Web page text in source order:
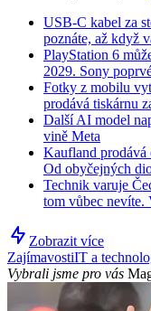
USB-C kabel za
poznáte, až když
PlayStation 6
2029. Sony
Fotky z mobilu
prodává tiskárnu
Další AI model
vině Meta
Kaufland prodává
Od obyčejných
Technik varuje
tom vůbec nevíte.
Zobrazit více
ZajímavostiIT a
Vybrali jsme pro vás